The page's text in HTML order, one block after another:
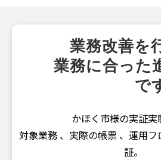
業務改善を
業務に合った
で
かほく市様の実証実
対象業務 、実際の帳票 、運用
証。